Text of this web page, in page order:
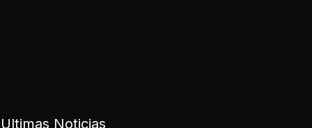
Ultimas Noticias